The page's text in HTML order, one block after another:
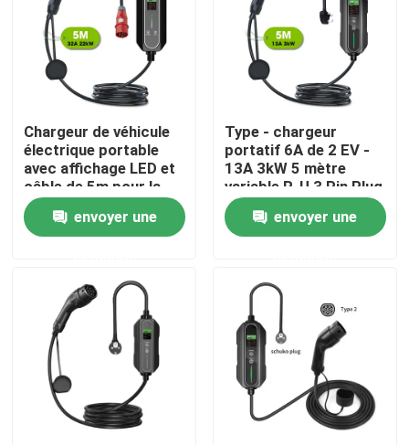
Au sujet de nous
Visite d'usine
Contrôle de qualité
Contactez-nous
Cas
Demandez une citation
Chargeur portatif d'ev
Chargeur de véhicule
électrique portable
avec affichage LED et
câble de 5m pour la
performance
envoyer une
Type - chargeur
portatif 6A de 2 EV -
13A 3kW 5 mètre
variable R-U 3 Pin Plug
envoyer une